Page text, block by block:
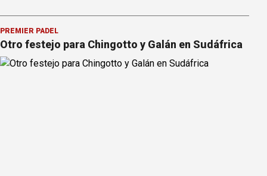
PREMIER PÁDEL
Otro festejo para Chingotto y Galán en Sudáfrica